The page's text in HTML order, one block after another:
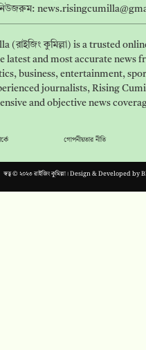
(রাইজিং কুমিল্লা) is a trusted
latest and most accurate news
business, entertainment,
journalists, Rising
and objective news
গোপনীয়তার নীতি
স্বত্ব © ২০২৩ রাইজিং কুমিল্লা। Design & Developed by